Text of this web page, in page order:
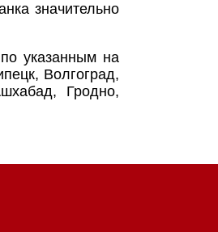
значительно
указанным на
Волгоград,
Гродно,